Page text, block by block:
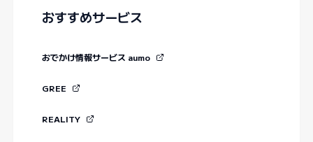
おすすめサービス
おでかけ情報サービス aumo
GREE
REALITY